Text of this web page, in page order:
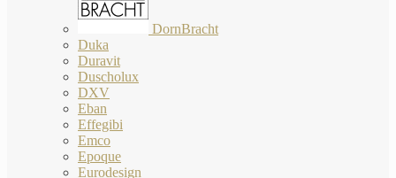
DornBracht
Duka
Duravit
Duscholux
DXV
Eban
Effegibi
Emco
Epoque
Eurodesign